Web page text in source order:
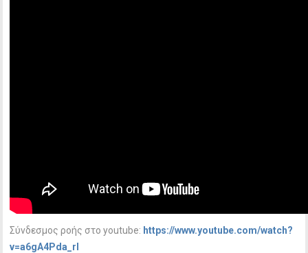
Σύνδεσμος ροής στο youtube: https://www.youtube.com/watch?
v=a6gA4Pda_rI